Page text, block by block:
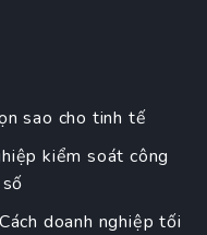
sao cho tinh tế
kiểm soát công
doanh nghiệp tối